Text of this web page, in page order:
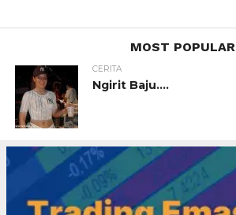
MOST POPULAR
CERITA
Ngirit Baju….